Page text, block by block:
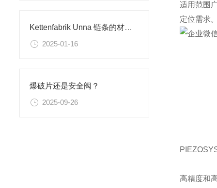
Kettenfabrik Unna 链条的材质有哪些
2025-01-16
爆破片还是安全阀？
2025-09-26
适用范围
定位需求
高精度和